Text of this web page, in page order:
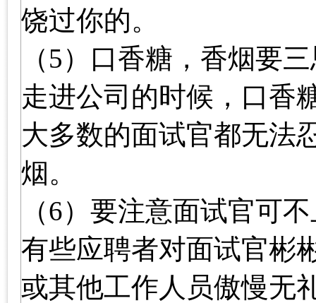
饶过你的。
（5）口香糖，香烟要
走进公司的时候，口香
大多数的面试官都无法
烟。
（6）要注意面试官可
有些应聘者对面试官彬
或其他工作人员傲慢无